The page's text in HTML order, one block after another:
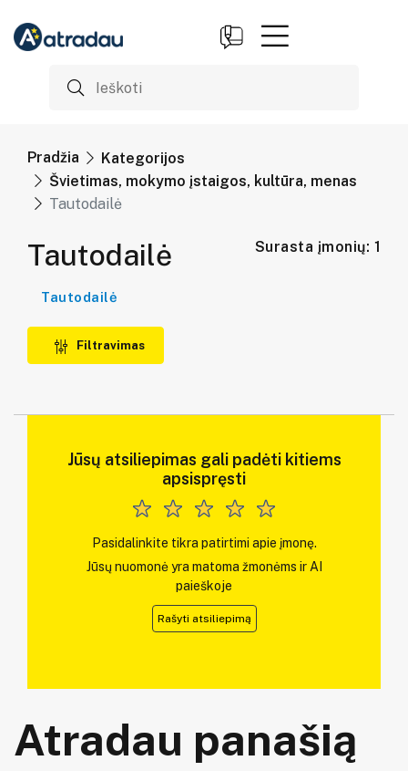
Pradžia
Kategorijos
Švietimas, mokymo įstaigos, kultūra, menas
Tautodailė
Tautodailė Surasta įmonių: 1
Tautodailė
Filtravimas
Jūsų atsiliepimas gali padėti kitiems
apsispręsti
Pasidalinkite tikra patirtimi apie įmonę.
Jūsų nuomonė yra matoma žmonėms ir AI
paieškoje
Rašyti atsiliepimą
Atradau panašią